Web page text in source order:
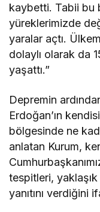
kaybetti. Tabii bu
yüreklerimizde
yaralar açtı.
dolaylı olarak da
yaşattı.”
Depremin
Erdoğan’ın
bölgesinde ne
anlatan Kurum,
tespitleri, yaklaşık
yanıtını verdiğini